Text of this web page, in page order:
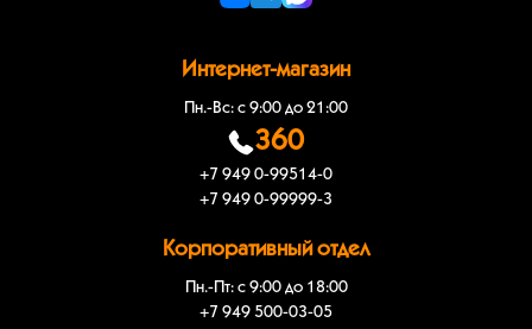
Интернет-магазин
Пн.-Вс: с 9:00 до 21:00
360
+7 949 0-99514-0
+7 949 0-99999-3
Корпоративный отдел
Пн.-Пт: с 9:00 до 18:00
+7 949 500-03-05